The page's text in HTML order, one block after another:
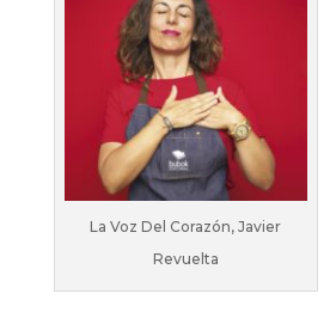
La Voz Del Corazón, Javier
Revuelta